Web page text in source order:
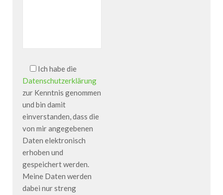
Ich habe die
Datenschutzerklärung
zur Kenntnis genommen
und bin damit
einverstanden, dass die
von mir angegebenen
Daten elektronisch
erhoben und
gespeichert werden.
Meine Daten werden
dabei nur streng